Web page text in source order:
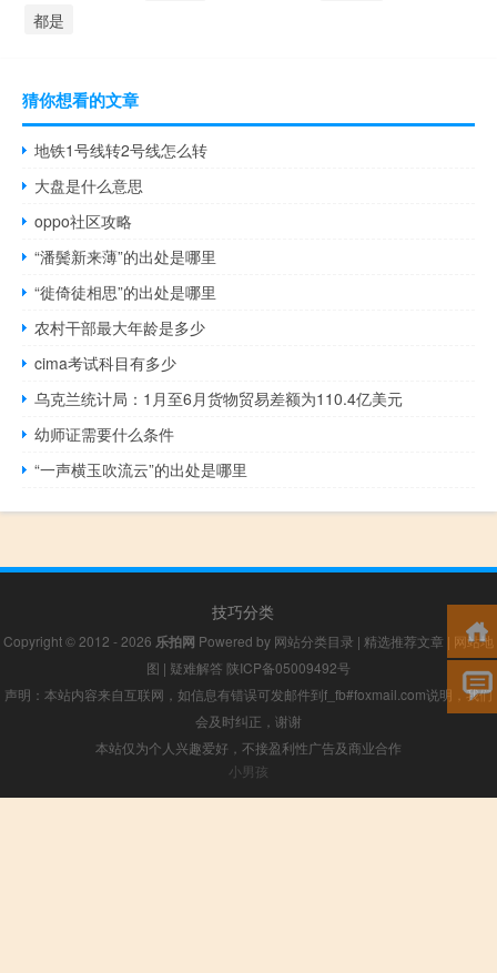
都是
猜你想看的文章
地铁1号线转2号线怎么转
大盘是什么意思
oppo社区攻略
“潘鬓新来薄”的出处是哪里
“徙倚徒相思”的出处是哪里
农村干部最大年龄是多少
cima考试科目有多少
乌克兰统计局：1月至6月货物贸易差额为110.4亿美元
幼师证需要什么条件
“一声横玉吹流云”的出处是哪里
技巧分类
Copyright © 2012 - 2026 乐拍网 Powered by 网站分类目录 | 精选推荐文章 | 网站地
图 | 疑难解答 陕ICP备05009492号
声明：本站内容来自互联网，如信息有错误可发邮件到f_fb#foxmail.com说明，我们
会及时纠正，谢谢
本站仅为个人兴趣爱好，不接盈利性广告及商业合作
小男孩